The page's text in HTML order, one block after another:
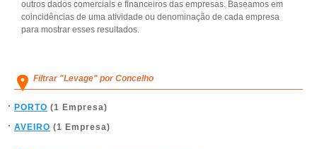
outros dados comerciais e financeiros das empresas. Baseamos em
coincidências de uma atividade ou denominação de cada empresa
para mostrar esses resultados.
Filtrar "Levage" por Concelho
PORTO (1 Empresa)
AVEIRO (1 Empresa)